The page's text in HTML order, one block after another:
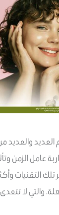
والعديد
عامل الزمن
التقنيات